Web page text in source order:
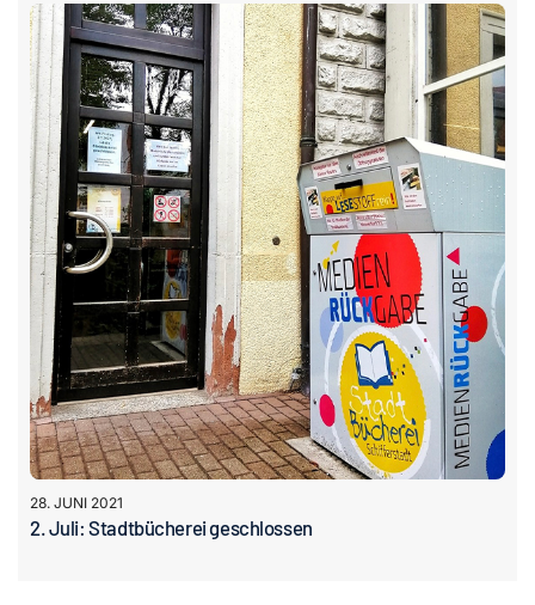
28. JUNI 2021
2. Juli: Stadtbücherei geschlossen